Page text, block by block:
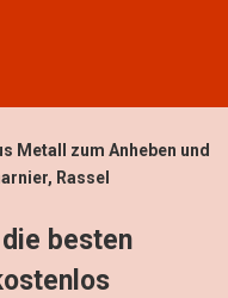
Metall zum Anheben und
Rassel
besten